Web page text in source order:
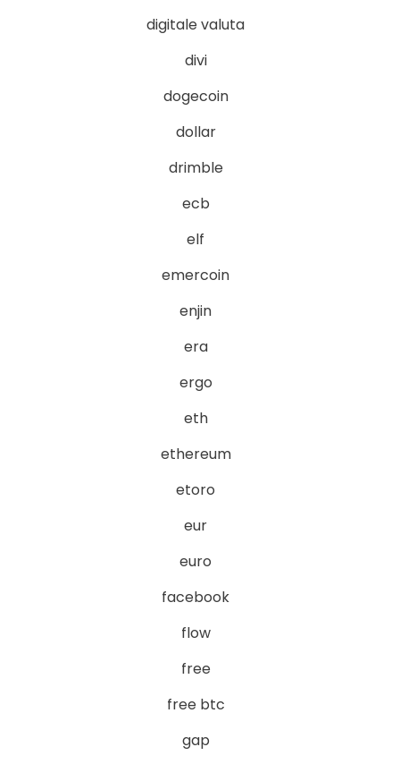
digitale valuta
divi
dogecoin
dollar
drimble
ecb
elf
emercoin
enjin
era
ergo
eth
ethereum
etoro
eur
euro
facebook
flow
free
free btc
gap